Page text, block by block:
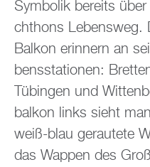
Sym­bo­lik be­reits
chthons Le­bens­weg.
Bal­kon er­in­nern an
bens­sta­tio­nen:
Tü­bin­gen und
bal­kon links sieht
weiß-blau ge­rau­te­te
das Wap­pen des